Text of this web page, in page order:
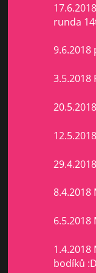
runda
9.6.2018
6.5.2018
1.4.2018
bodíků :D